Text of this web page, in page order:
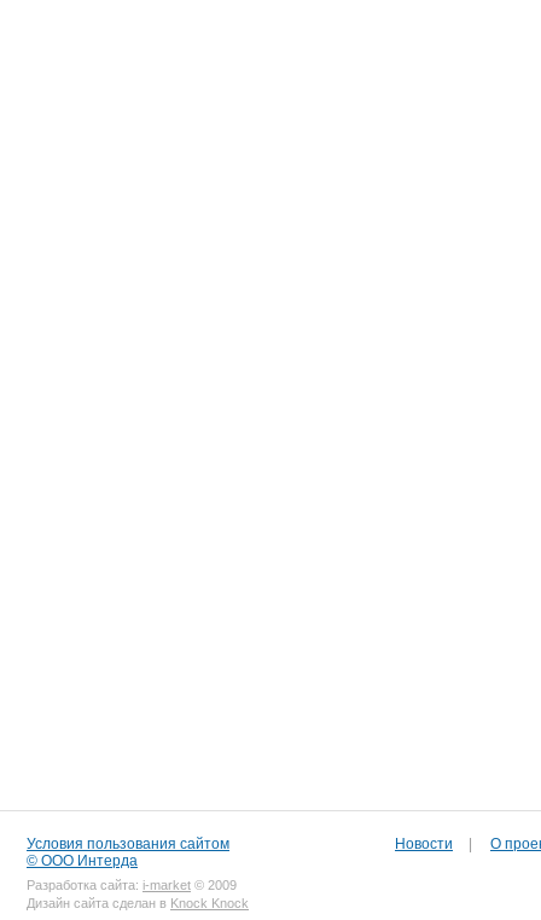
Условия пользования сайтом
© ООО Интерда
Разработка сайта: i-market © 2009
Дизайн сайта сделан в Knock Knock
Новости О